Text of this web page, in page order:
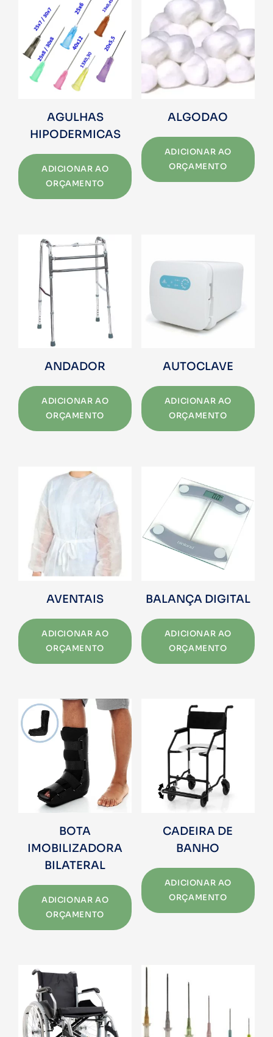
AGULHAS
HIPODERMICAS
ADICIONAR AO
ORÇAMENTO
ALGODAO
ADICIONAR AO
ORÇAMENTO
ANDADOR
ADICIONAR AO
ORÇAMENTO
AUTOCLAVE
ADICIONAR AO
ORÇAMENTO
AVENTAIS
ADICIONAR AO
ORÇAMENTO
BALANÇA DIGITAL
ADICIONAR AO
ORÇAMENTO
BOTA
IMOBILIZADORA
BILATERAL
ADICIONAR AO
ORÇAMENTO
CADEIRA DE
BANHO
ADICIONAR AO
ORÇAMENTO